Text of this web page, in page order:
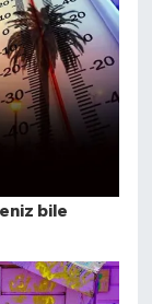
bile